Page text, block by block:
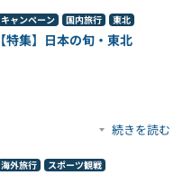
キャンペーン 国内旅行 東北
【特集】日本の旬・東北
続きを読む
海外旅行 スポーツ観戦